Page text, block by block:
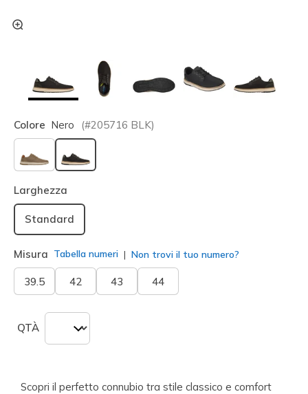
Colore Nero (#205716 BLK)
selezionato
Larghezza
Standard
Misura Tabella numeri Non trovi il tuo numero?
39.5 42 43 44
QTÀ
Scopri il perfetto connubio tra stile classico e comfort